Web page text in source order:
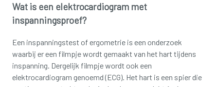
Wat is een elektrocardiogram met
inspanningsproef?
Een inspanningstest of ergometrie is een onderzoek
waarbij er een filmpje wordt gemaakt van het hart tijdens
inspanning. Dergelijk filmpje wordt ook een
elektrocardiogram genoemd (ECG). Het hart is een spier die